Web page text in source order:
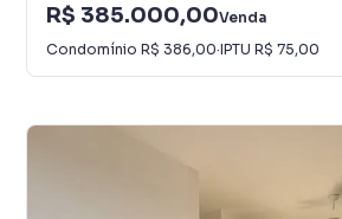
R$ 385.000,00Venda
Condomínio R$ 386,00·IPTU R$ 75,00